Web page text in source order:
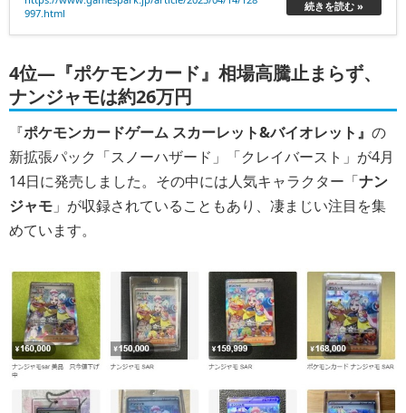
997.html
続きを読む »
4位― 『ポケモンカード』相場高騰止まらず、
ナンジャモは約26万円
『ポケモンカードゲーム スカーレット&バイオレット』 の
新拡張パック「スノーハザード」「クレイバースト」が4月
14日に発売しました。その中には人気キャラクター「ナン
ジャモ 」が収録されていることもあり、凄まじい注目を集
めています。